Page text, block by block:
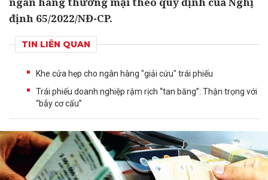
định 65/2022/NĐ-CP.
TIN LIÊN QUAN
Khe cửa hẹp cho ngân hàng "giải cứu" trái phiếu
Trái phiếu doanh nghiệp rậm rịch “tan băng”: Thận trọng với
“bẫy cơ cấu”